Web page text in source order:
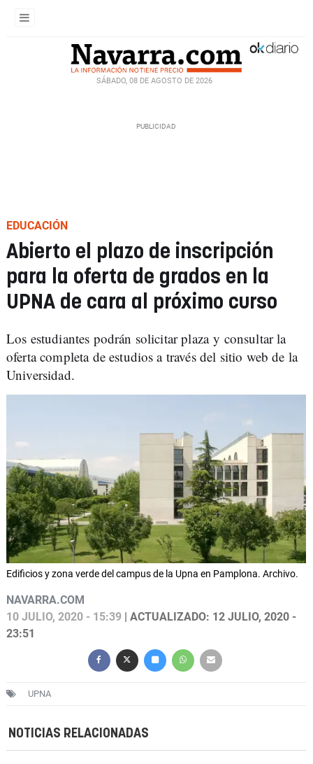
SÁBADO, 08 DE AGOSTO DE 2026
EDUCACIÓN
Abierto el plazo de inscripción
para la oferta de grados en la
UPNA de cara al próximo curso
Los estudiantes podrán solicitar plaza y consultar la
oferta completa de estudios a través del sitio web de la
Universidad.
Edificios y zona verde del campus de la Upna en Pamplona. Archivo.
NAVARRA.COM
10 JULIO, 2020 - 15:39 | ACTUALIZADO: 12 JULIO, 2020 -
23:51
UPNA
NOTICIAS RELACIONADAS